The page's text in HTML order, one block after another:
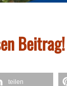
Beitrag!
teilen